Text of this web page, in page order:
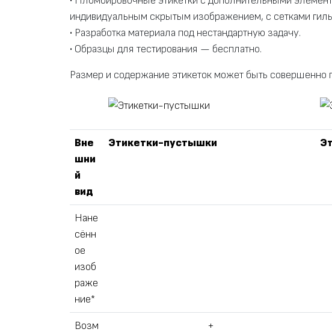
индивидуальным скрытым изображением, с сетками
• Разработка материала под нестандартную задачу.
• Образцы для тестирования — бесплатно.
Размер и содержание этикеток может быть
Вне
шни
й
вид
Этикетки-пустышки
Нане
сённ
ое
изоб
раже
ние*
Возм
+